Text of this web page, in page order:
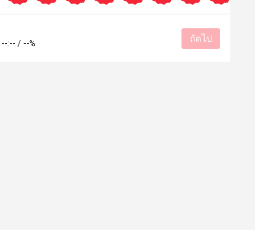
--:-- / --% ถัดไป